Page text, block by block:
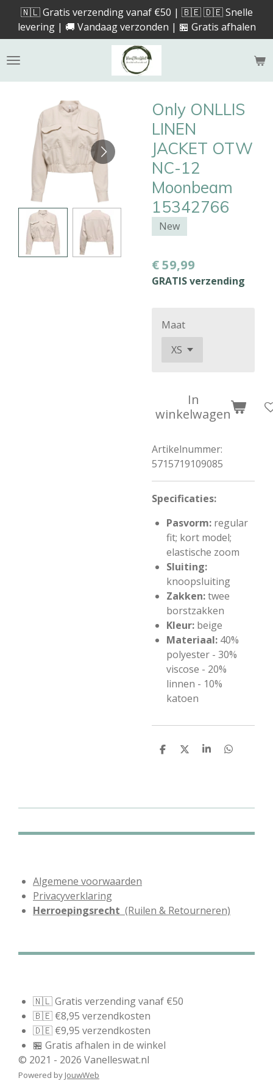
direct
naar
de
🇳🇱 Gratis verzending vanaf €50 | 🇧🇪 🇩🇪 Snelle
levering | 🚚 Vandaag verzonden | 🏪 Gratis afhalen
Only ONLLIS
LINEN
JACKET OTW
NC-12
Moonbeam
15342766
New
€ 59,99
GRATIS verzending
Maat
In
winkelwagen
Artikelnummer:
5715719109085
Specificaties:
Pasvorm: regular
fit; kort model;
elastische zoom
Sluiting:
knoopsluiting
Zakken:twee
borstzakken
Kleur: beige
Materiaal: 40%
polyester - 30%
viscose - 20%
linnen - 10%
katoen
D
D
S
D
Algemene voorwaarden
Privacyverklaring
Herroepingsrecht (Ruilen & Retourneren)
🇳🇱 Gratis verzending vanaf €50
🇧🇪 €8,95 verzendkosten
🇩🇪 €9,95 verzendkosten
🏪 Gratis afhalen in de winkel
© 2021 - 2026 Vanelleswat.nl
Powered by JouwWeb